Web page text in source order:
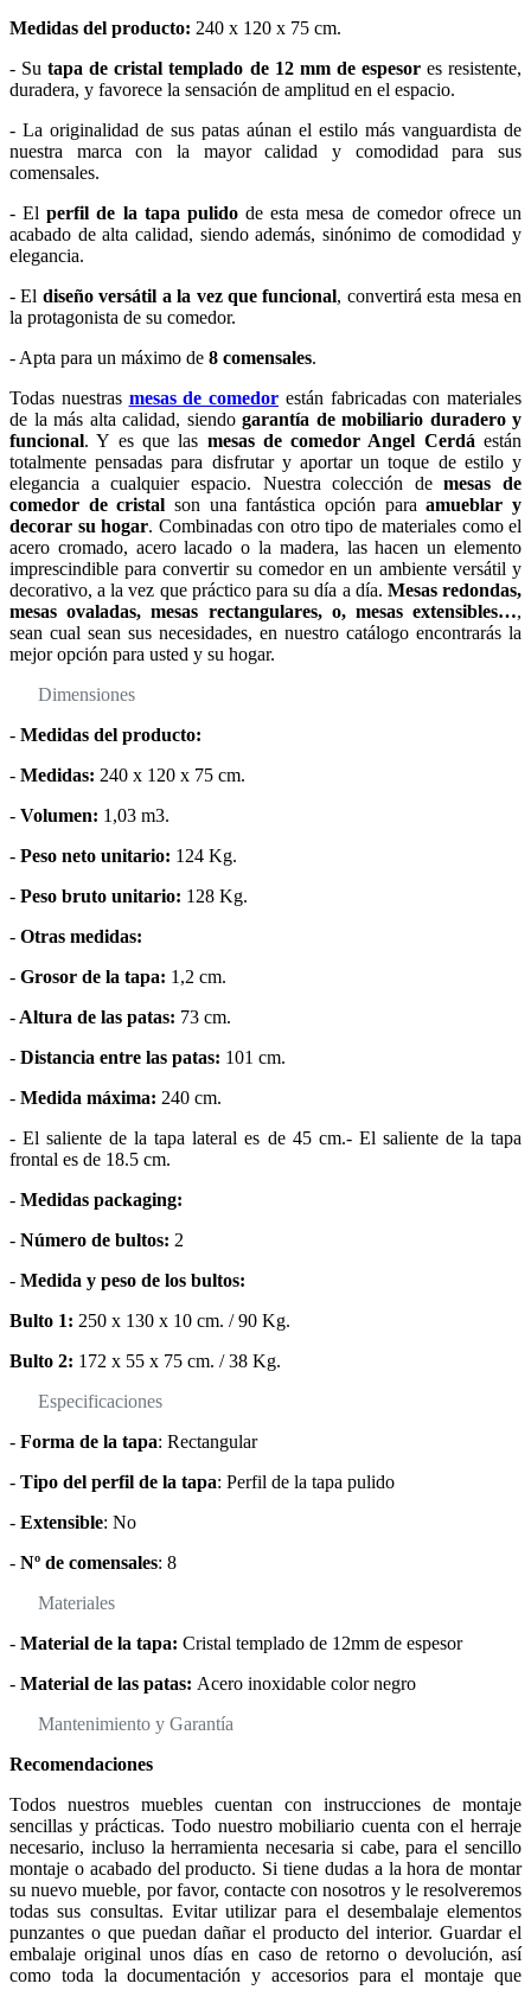
Medidas del producto: 240 x 120 x 75 cm.
- Sutapa de cristal templado de 12 mm de espesores resistente,
duradera, y favorece la sensación de amplitud en el espacio.
- La originalidad de sus patas aúnan el estilo más vanguardista de
nuestra marca con la mayor calidad y comodidad para sus
comensales.
- Elperfil de la tapa pulidode esta mesa de comedor ofrece un
acabado de alta calidad, siendo además, sinónimo de comodidad y
elegancia.
- El diseño versátil a la vez que funcional, convertirá esta mesa en
la protagonista de su comedor.
- Apta para un máximo de 8 comensales.
Todas nuestras mesas de comedor están fabricadas con materiales
de la más alta calidad, siendo garantía de mobiliario duradero y
funcional. Y es que las mesas de comedor Angel Cerdá están
totalmente pensadas para disfrutar y aportar un toque de estilo y
elegancia a cualquier espacio. Nuestra colección demesas de
comedor de cristal son una fantástica opción paraamueblar y
decorar su hogar. Combinadas con otro tipo de materiales como el
acero cromado, acero lacado o la madera, las hacen un elemento
imprescindible para convertir su comedor en un ambiente versátil y
decorativo, a la vez que práctico para su día a día. Mesas redondas,
mesas ovaladas, mesas rectangulares, o, mesas extensibles…,
sean cual sean sus necesidades, en nuestro catálogo encontrarás la
mejor opción para usted y su hogar.
Dimensiones
- Medidas del producto:
- Medidas: 240 x 120 x 75 cm.
- Volumen: 1,03 m3.
- Peso neto unitario: 124 Kg.
- Peso bruto unitario: 128 Kg.
- Otras medidas:
- Grosor de la tapa: 1,2 cm.
- Altura de las patas: 73 cm.
- Distancia entre las patas: 101 cm.
- Medida máxima: 240 cm.
- El saliente de la tapa lateral es de 45 cm.- El saliente de la tapa
frontal es de 18.5 cm.
- Medidas packaging:
- Número de bultos: 2
- Medida y peso de los bultos:
Bulto 1: 250 x 130 x 10 cm. / 90 Kg.
Bulto 2: 172 x 55 x 75 cm. / 38 Kg.
Especificaciones
- Forma de la tapa: Rectangular
- Tipo del perfil de la tapa: Perfil de la tapa pulido
- Extensible: No
- Nº de comensales: 8
Materiales
- Material de la tapa: Cristal templado de 12mm de espesor
- Material de las patas: Acero inoxidable color negro
Mantenimiento y Garantía
Recomendaciones
Todos nuestros muebles cuentan con instrucciones de montaje
sencillas y prácticas. Todo nuestro mobiliario cuenta con el herraje
necesario, incluso la herramienta necesaria si cabe, para el sencillo
montaje o acabado del producto. Si tiene dudas a la hora de montar
su nuevo mueble, por favor, contacte con nosotros y le resolveremos
todas sus consultas. Evitar utilizar para el desembalaje elementos
punzantes o que puedan dañar el producto del interior. Guardar el
embalaje original unos días en caso de retorno o devolución, así
como toda la documentación y accesorios para el montaje que